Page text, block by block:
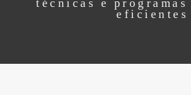
técnicas e programas
eficientes